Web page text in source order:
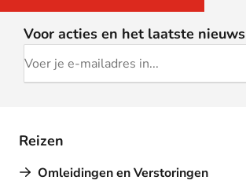
Voor acties en het laatste nieuws
Reizen
Omleidingen en Verstoringen